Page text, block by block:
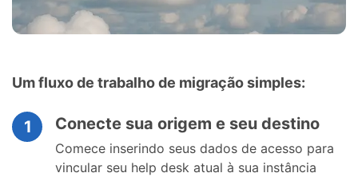
Um fluxo de trabalho de migração simples:
1 Conecte sua origem e seu destino
Comece inserindo seus dados de acesso para
vincular seu help desk atual à sua instância